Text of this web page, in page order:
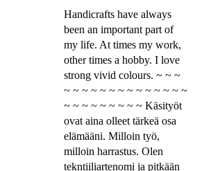
Handicrafts have always
been an important part of
my life. At times my work,
other times a hobby. I love
strong vivid colours. ~ ~ ~
~ ~ ~ ~ ~ ~ ~ ~ ~ ~ ~ ~ ~ ~
~ ~ ~ ~ ~ ~ ~ ~ ~ Käsityöt
ovat aina olleet tärkeä osa
elämääni. Milloin työ,
milloin harrastus. Olen
tekntiiliartenomi ja pitkään